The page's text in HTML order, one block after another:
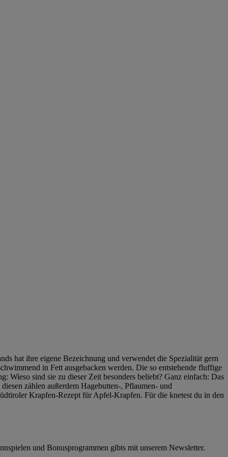
hat ihre eigene Bezeichnung und verwendet die Spezialität gern
in Fett ausgebacken werden. Die so entstehende fluffige
Wieso sind sie zu dieser Zeit besonders beliebt? Ganz einfach: Das
zählen außerdem Hagebutten-, Pflaumen- und
Krapfen-Rezept für Apfel-Krapfen. Für die knetest du in den
und Bonusprogrammen gibts mit unserem Newsletter.